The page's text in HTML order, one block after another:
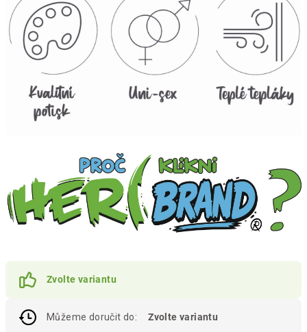
Zvolte variantu
Můžeme doručit do: Zvolte variantu